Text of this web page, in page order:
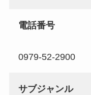
電話番号
0979-52-2900
サブジャンル